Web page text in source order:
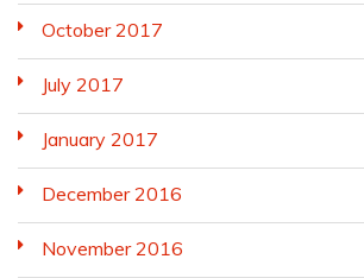
October 2017
July 2017
January 2017
December 2016
November 2016